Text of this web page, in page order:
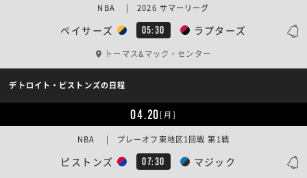
ペイサーズ 05:30 ラプターズ
NBA | 2026 サマーリーグ
トーマス&マック・センター
デトロイト・ピストンズの日程
04.20[月]
ピストンズ 07:30 マジック
NBA | プレーオフ東地区1回戦 第1戦